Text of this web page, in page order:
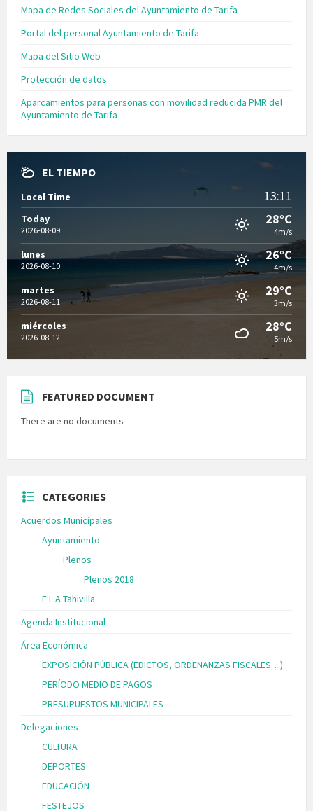
Mapa de Redes Sociales del Ayuntamiento de Tarifa
Portal del personal Ayuntamiento de Tarifa
Mapa del Sitio Web
Protección de datos
Aparcamientos para personas con movilidad reducida PMR del
Ayuntamiento de Tarifa
EL TIEMPO
Local Time 13:11
Today
2026-08-09
28°C
4m/s
lunes
2026-08-10
26°C
4m/s
martes
2026-08-11
29°C
3m/s
miércoles
2026-08-12
28°C
5m/s
FEATURED DOCUMENT
There are no documents
CATEGORIES
Acuerdos Municipales
Ayuntamiento
Plenos
Plenos 2018
E.L.A Tahivilla
Agenda Institucional
Área Económica
EXPOSICIÓN PÚBLICA (EDICTOS, ORDENANZAS FISCALES…)
PERÍODO MEDIO DE PAGOS
PRESUPUESTOS MUNICIPALES
Delegaciones
CULTURA
DEPORTES
EDUCACIÓN
FESTEJOS